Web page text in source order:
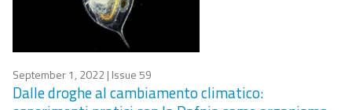
September 1, 2022| Issue 59
Dalle droghe al cambiamento climatico: